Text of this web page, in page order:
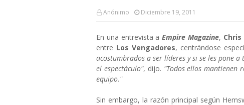
Anónimo Diciembre 19, 2011
En una entrevista a Empire Magazine,
entre Los Vengadores, centrándose
acostumbrados a ser líderes y si se les pone
el espectáculo", dijo. "Todos ellos mantienen
equipo."
Sin embargo, la razón principal según